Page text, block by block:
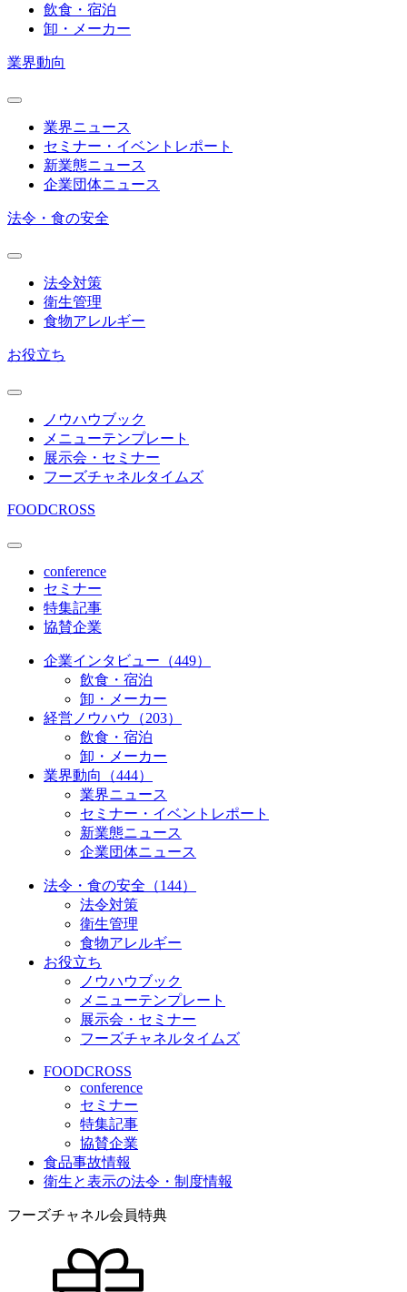
飲食・宿泊
卸・メーカー
業界動向
業界ニュース
セミナー・イベントレポート
新業態ニュース
企業団体ニュース
法令・食の安全
法令対策
衛生管理
食物アレルギー
お役立ち
ノウハウブック
メニューテンプレート
展示会・セミナー
フーズチャネルタイムズ
FOODCROSS
conference
セミナー
特集記事
協賛企業
企業インタビュー（449）
飲食・宿泊
卸・メーカー
経営ノウハウ（203）
飲食・宿泊
卸・メーカー
業界動向（444）
業界ニュース
セミナー・イベントレポート
新業態ニュース
企業団体ニュース
法令・食の安全（144）
法令対策
衛生管理
食物アレルギー
お役立ち
ノウハウブック
メニューテンプレート
展示会・セミナー
フーズチャネルタイムズ
FOODCROSS
conference
セミナー
特集記事
協賛企業
食品事故情報
衛生と表示の法令・制度情報
フーズチャネル会員特典